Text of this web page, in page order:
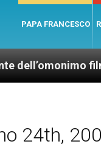
PAPA FRANCESCO
film di Wim
24th,